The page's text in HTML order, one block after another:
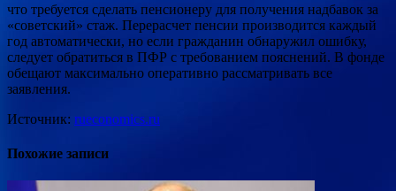
что требуется сделать пенсионеру для получения надбавок за
«советский» стаж. Перерасчет пенсии производится каждый
год автоматически, но если гражданин обнаружил ошибку,
следует обратиться в ПФР с требованием пояснений. В фонде
обещают максимально оперативно рассматривать все
заявления.
Источник: rueconomics.ru
Похожие записи